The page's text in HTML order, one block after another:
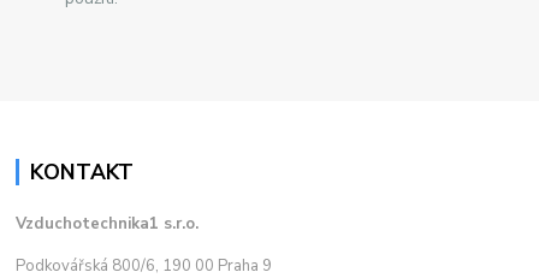
KONTAKT
Vzduchotechnika1 s.r.o.
Podkovářská 800/6, 190 00 Praha 9